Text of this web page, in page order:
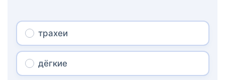
трахеи
дёгкие